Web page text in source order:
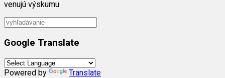
venujú výskumu
Google Translate
Powered by Translate